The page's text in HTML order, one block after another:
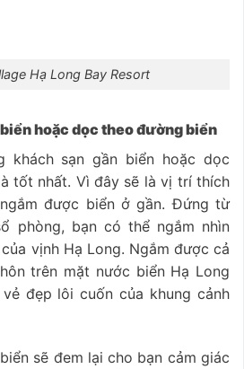
Hạ Long Bay Resort
hoặc dọc theo đường biển
khách sạn gần biển hoặc dọc
tốt nhất. Vì đây sẽ là vị trí thích
được biển ở gần. Đứng từ
phòng, bạn có thể ngắm nhìn
vịnh Hạ Long. Ngắm được cả
trên mặt nước biển Hạ Long
đẹp lôi cuốn của khung cảnh
sẽ đem lại cho bạn cảm giác